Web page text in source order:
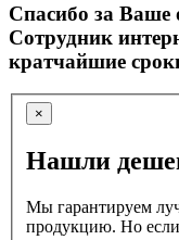
Спасибо за Ваше
Сотрудник
кратчайшие
×
Нашли
Мы гарантируем
продукцию. Но